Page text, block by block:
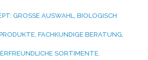
GROSSE AUSWAHL, BIOLOGISCH E
FACHKUNDIGE BERATUNG, B
SORTIMENTE.